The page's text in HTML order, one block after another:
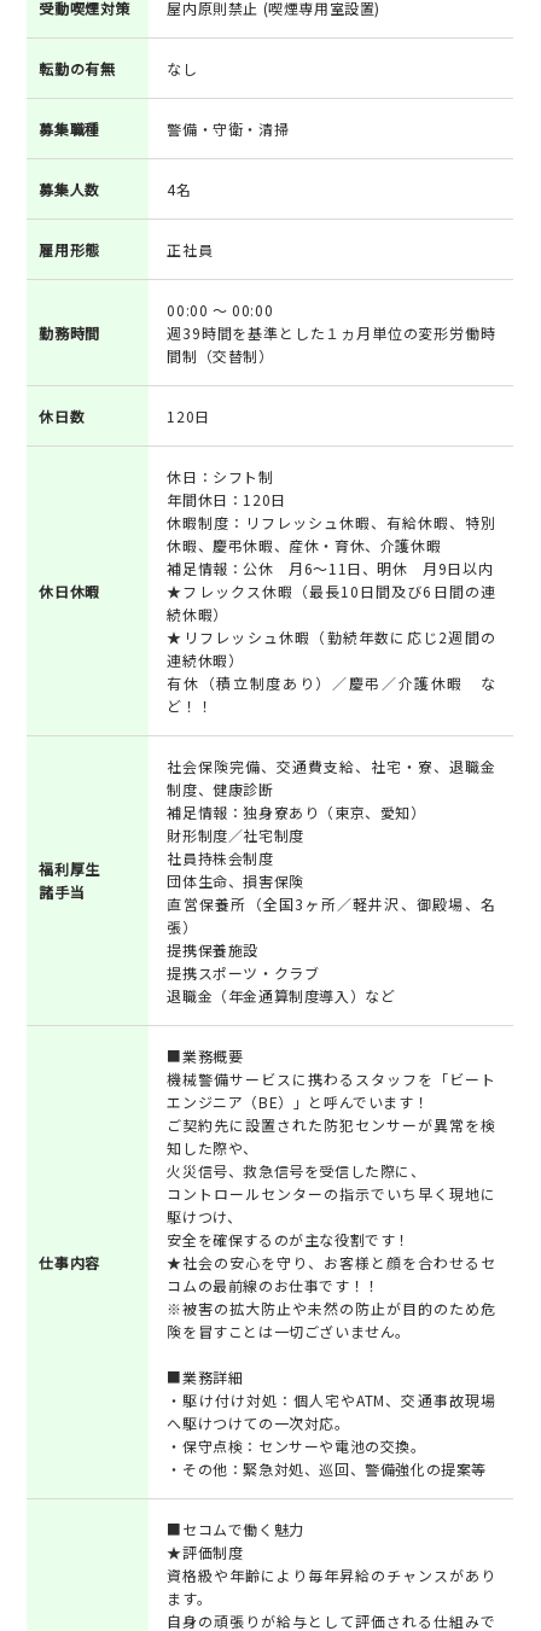
受動喫煙対策 屋内原則禁止 (喫煙専用室設置)
転勤の有無 なし
募集職種 警備・守衛・清掃
募集人数 4名
雇用形態 正社員
勤務時間
00:00 ～ 00:00
週39時間を基準とした１ヵ月単位の変形労働時
間制（交替制）
休日数 120日
休日休暇
休日：シフト制
年間休日：120日
休暇制度：リフレッシュ休暇、有給休暇、特別
休暇、慶弔休暇、産休・育休、介護休暇
補足情報：公休 月6～11日、明休 月9日以内
★フレックス休暇（最長10日間及び6日間の連
続休暇）
★リフレッシュ休暇（勤続年数に応じ2週間の
連続休暇）
有休（積立制度あり）／慶弔／介護休暇 な
ど！！
福利厚生
諸手当
社会保険完備、交通費支給、社宅・寮、退職金
制度、健康診断
補足情報：独身寮あり（東京、愛知）
財形制度／社宅制度
社員持株会制度
団体生命、損害保険
直営保養所（全国3ヶ所／軽井沢、御殿場、名
張）
提携保養施設
提携スポーツ・クラブ
退職金（年金通算制度導入）など
仕事内容
■業務概要
機械警備サービスに携わるスタッフを「ビート
エンジニア（BE）」と呼んでいます！
ご契約先に設置された防犯センサーが異常を検
知した際や、
火災信号、救急信号を受信した際に、
コントロールセンターの指示でいち早く現地に
駆けつけ、
安全を確保するのが主な役割です！
★社会の安心を守り、お客様と顔を合わせるセ
コムの最前線のお仕事です！！
※被害の拡大防止や未然の防止が目的のため危
険を冒すことは一切ございません。
■業務詳細
・駆け付け対処：個人宅やATM、交通事故現場
へ駆けつけての一次対応。
・保守点検：センサーや電池の交換。
・その他：緊急対処、巡回、警備強化の提案等
■セコムで働く魅力
★評価制度
資格級や年齢により毎年昇給のチャンスがあり
ます。
自身の頑張りが給与として評価される仕組みで